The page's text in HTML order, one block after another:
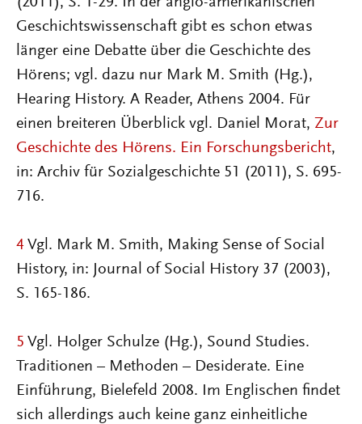
Geschichtswissenschaft gibt es schon etwas
länger eine Debatte über die Geschichte des
Hörens; vgl. dazu nur Mark M. Smith (Hg.),
Hearing History. A Reader, Athens 2004. Für
einen breiteren Überblick vgl. Daniel Morat, Zur
Geschichte des Hörens. Ein Forschungsbericht,
in: Archiv für Sozialgeschichte 51 (2011), S. 695-
716.
4 Vgl. Mark M. Smith, Making Sense of Social
History, in: Journal of Social History 37 (2003),
S. 165-186.
5 Vgl. Holger Schulze (Hg.), Sound Studies.
Traditionen – Methoden – Desiderate. Eine
Einführung, Bielefeld 2008. Im Englischen findet
sich allerdings auch keine ganz einheitliche